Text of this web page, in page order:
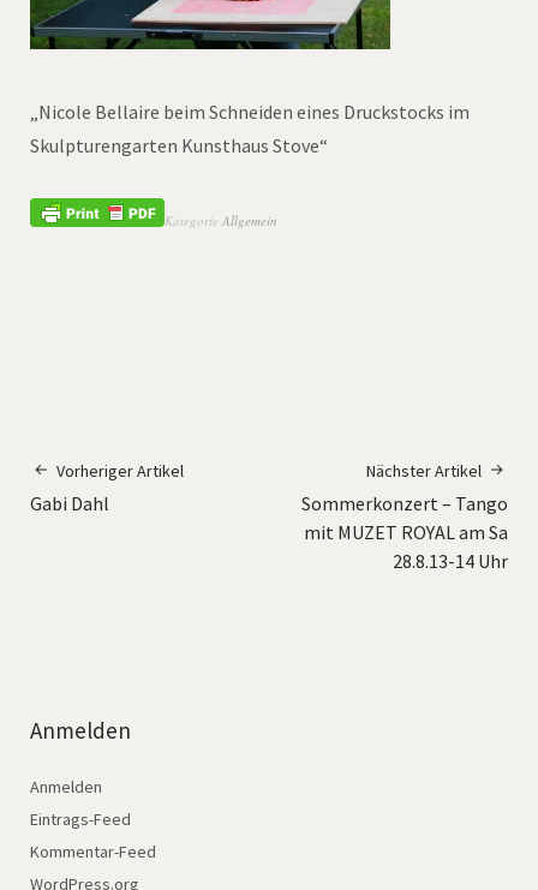
„Nicole Bellaire beim Schneiden eines Druckstocks im
Skulpturengarten Kunsthaus Stove“
Kategorie Allgemein
Vorheriger Artikel
Gabi Dahl
Nächster Artikel
Sommerkonzert – Tango
mit MUZET ROYAL am Sa
28.8.13-14 Uhr
Anmelden
Anmelden
Eintrags-Feed
Kommentar-Feed
WordPress.org